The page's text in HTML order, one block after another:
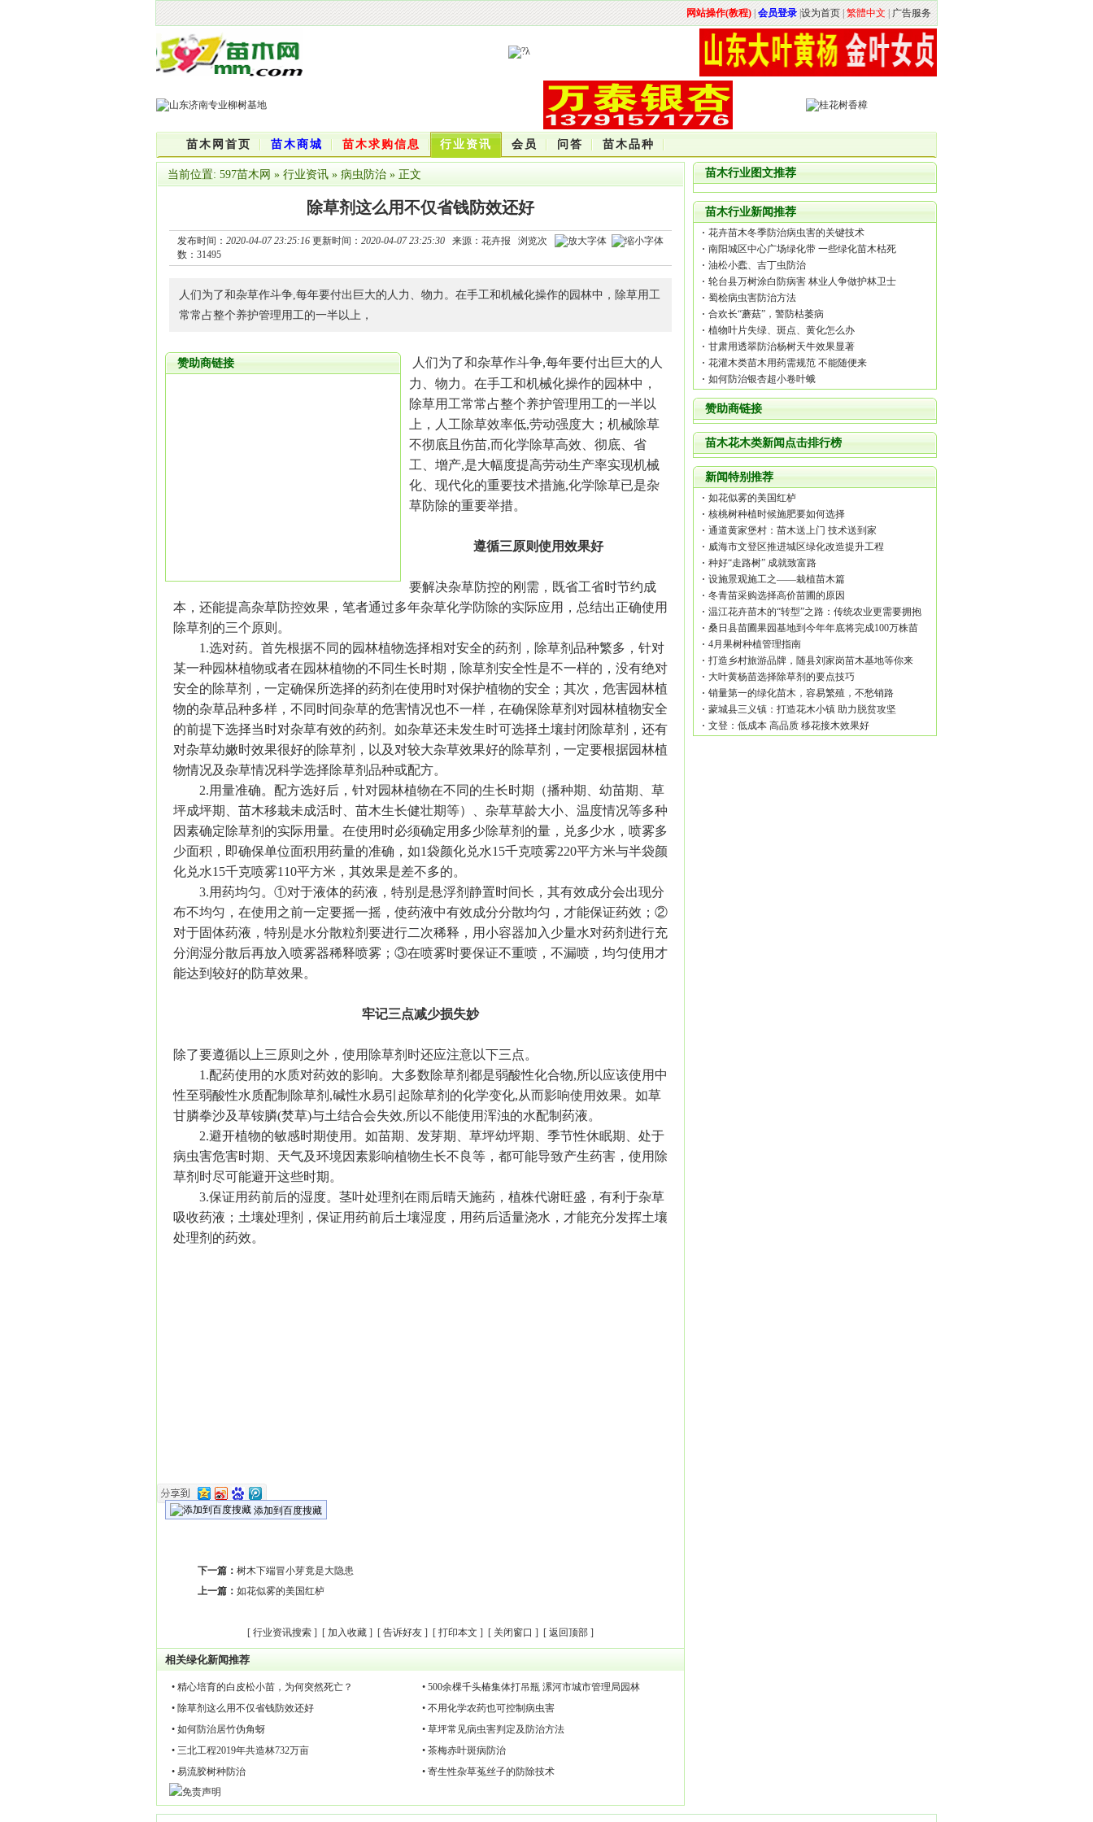
网站操作(教程)|会员登录 设为首页|繁體中文| 广告服务
苗木网首页 苗木商城 苗木求购信息 行业资讯 会员 问答 苗木品种
当前位置: 597苗木网 » 行业资讯 » 病虫防治 » 正文
除草剂这么用不仅省钱防效还好
发布时间： 2020-04-07 23:25:16 更新时间： 2020-04-07 23:25:30 来源：花卉报 浏览次
数： 31495
人们为了和杂草作斗争,每年要付出巨大的人力、物力。在手工和机械化操作的园林中，除草用工
常常占整个养护管理用工的一半以上，
赞助商链接
人们为了和杂草作斗争,每年要付出巨大的人
力、物力。在手工和机械化操作的园林中，
除草用工常常占整个养护管理用工的一半以
上，人工除草效率低,劳动强度大；机械除草
不彻底且伤苗,而化学除草高效、彻底、省
工、增产,是大幅度提高劳动生产率实现机械
化、现代化的重要技术措施,化学除草已是杂
草防除的重要举措。
遵循三原则使用效果好
要解决杂草防控的刚需，既省工省时节约成
本，还能提高杂草防控效果，笔者通过多年杂草化学防除的实际应用，总结出正确使用
除草剂的三个原则。
1.选对药。首先根据不同的园林植物选择相对安全的药剂，除草剂 品种繁多，针对
某一种园林植物或者在园林植物的不同生长时期，除草剂安全性是不一样的，没有绝对
安全的除草剂，一定确保所选择的药剂在使用时对保护植物的安全；其次，危害园林植
物的杂草品种多样，不同时间杂草的危害情况也不一样，在确保除草剂对园林植物安全
的前提下选择当时对杂草有效的药剂。如杂草还未发生时可选择土壤封闭除草剂，还有
对杂草幼嫩时效果很好的除草剂，以及对较大杂草效果好的除草剂，一定要根据园林植
物情况及杂草情况科学选择除草剂品种或配方。
2.用量准确。配方选好后，针对园林植物在不同的生长时期（播种期、幼苗期、草
坪成坪期、 苗木移栽未成活时、苗木生长健壮期等）、杂草草龄大小、温度情况等多种
因素确定除草剂的实际用量。在使用时必须确定用多少除草剂的量，兑多少水，喷雾多
少面积，即确保单位面积用药量的准确，如1袋颜化兑水15千克喷雾220平方米与半袋颜
化兑水15千克喷雾110平方米，其效果是差不多的。
3.用药均匀。①对于液体的药液，特别是悬浮剂静置时间长，其有效成分会出现分
布不均匀，在使用之前一定要摇一摇，使药液中有效成分分散均匀，才能保证药效；②
对于固体药液，特别是水分散粒剂要进行二次稀释，用小容器加入少量水对药剂进行充
分润湿分散后再放入喷雾器稀释喷雾；③在喷雾时要保证不重喷，不漏喷，均匀使用才
能达到较好的防草效果。
牢记三点减少损失妙
除了要遵循以上三原则之外，使用除草剂时还应注意以下三点。
1.配药使用的水质对药效的影响。大多数除草剂都是弱酸性化合物,所以应该使用中
性至弱酸性水质配制除草剂,碱性水易引起除草剂的化学变化,从而影响使用效果。如草
甘膦拳沙及草铵膦(焚草)与土结合会失效,所以不能使用浑浊的水配制药液。
2.避开植物的敏感时期使用。如苗期、发芽期、草坪幼坪期、季节性休眠期、处于
病虫害危害时期、天气及环境因素影响植物生长不良等，都可能导致产生药害，使用除
草剂时尽可能避开这些时期。
3.保证用药前后的湿度。茎叶处理剂在雨后晴天施药，植株代谢旺盛，有利于杂草
吸收药液；土壤处理剂，保证用药前后土壤湿度，用药后适量浇水，才能充分发挥土壤
处理剂的药效。
添加到百度搜藏
下一篇： 树木下端冒小芽竟是大隐患
上一篇： 如花似雾的美国红栌
[ 行业资讯搜索 ] [ 加入收藏 ] [ 告诉好友 ] [ 打印本文 ] [ 关闭窗口 ] [ 返回顶部 ]
相关绿化新闻推荐
• 精心培育的白皮松小苗，为何突然死亡？
• 500余棵千头椿集体打吊瓶 漯河市城市管理局园林
• 除草剂这么用不仅省钱防效还好
• 不用化学农药也可控制病虫害
• 如何防治居竹伪角蚜
• 草坪常见病虫害判定及防治方法
• 三北工程2019年共造林732万亩
• 茶梅赤叶斑病防治
• 易流胶树种防治
• 寄生性杂草菟丝子的防除技术
苗木行业图文推荐
苗木行业新闻推荐
花卉苗木冬季防治病虫害的关键技术
南阳城区中心广场绿化带 一些绿化苗木枯死
油松小蠹、吉丁虫防治
轮台县万树涂白防病害 林业人争做护林卫士
蜀桧病虫害防治方法
合欢长“蘑菇”，警防枯萎病
植物叶片失绿、斑点、黄化怎么办
甘肃用透翠防治杨树天牛效果显著
花灌木类苗木用药需规范 不能随便来
如何防治银杏超小卷叶蛾
赞助商链接
苗木花木类新闻点击排行榜
新闻特别推荐
如花似雾的美国红栌
核桃树种植时候施肥要如何选择
通道黄家堡村：苗木送上门 技术送到家
威海市文登区推进城区绿化改造提升工程
种好“走路树” 成就致富路
设施景观施工之——栽植苗木篇
冬青苗采购选择高价苗圃的原因
温江花卉苗木的“转型”之路：传统农业更需要拥抱
互联网
桑日县苗圃果园基地到今年年底将完成100万株苗
木的栽培
4月果树种植管理指南
打造乡村旅游品牌，随县刘家岗苗木基地等你来
大叶黄杨苗选择除草剂的要点技巧
销量第一的绿化苗木，容易繁殖，不愁销路
蒙城县三义镇：打造花木小镇 助力脱贫攻坚
文登：低成本 高品质 移花接木效果好